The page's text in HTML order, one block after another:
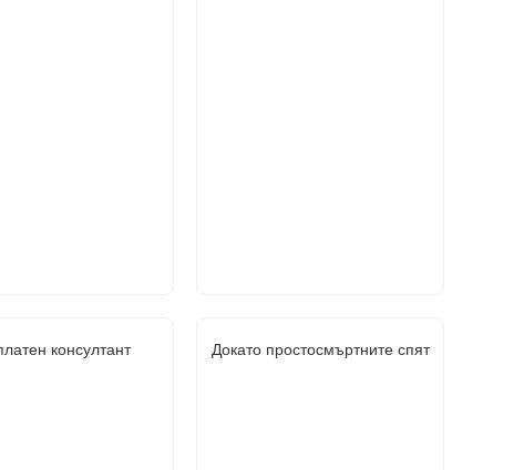
консултант Докато простосмъртните спят